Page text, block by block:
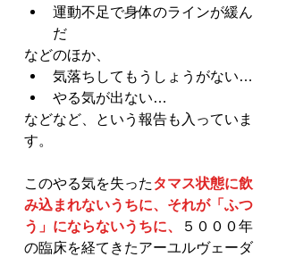
運動不足で身体のラインが緩ん
だ
などのほか、
気落ちしてもうしょうがない…
やる気が出ない…
などなど、という報告も入っていま
す。
このやる気を失ったタマス状態に飲
み込まれないうちに、それが「ふつ
う」にならないうちに、
５０００年
の臨床を経てきたアーユルヴェーダ